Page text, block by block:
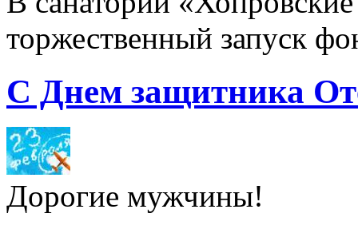
торжественный запуск
С Днем защитника
Дорогие мужчины!